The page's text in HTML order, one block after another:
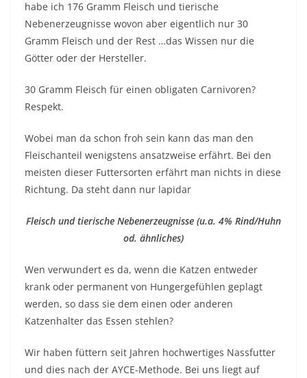
habe ich 176 Gramm Fleisch und tierische
Nebenerzeugnisse wovon aber eigentlich nur 30
Gramm Fleisch und der Rest …das Wissen nur die
Götter oder der Hersteller.
30 Gramm Fleisch für einen obligaten Carnivoren?
Respekt.
Wobei man da schon froh sein kann das man den
Fleischanteil wenigstens ansatzweise erfährt. Bei den
meisten dieser Futtersorten erfährt man nichts in diese
Richtung. Da steht dann nur lapidar
Fleisch und tierische Nebenerzeugnisse (u.a. 4% Rind/Huhn
od. ähnliches)
Wen verwundert es da, wenn die Katzen entweder
krank oder permanent von Hungergefühlen geplagt
werden, so dass sie dem einen oder anderen
Katzenhalter das Essen stehlen?
Wir haben füttern seit Jahren hochwertiges Nassfutter
und dies nach der AYCE-Methode. Bei uns liegt auf